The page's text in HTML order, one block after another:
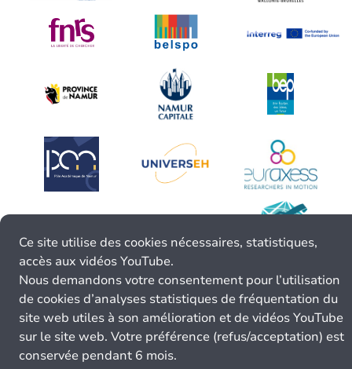
Ce site utilise des cookies nécessaires, statistiques,
accès aux vidéos YouTube.
Nous demandons votre consentement pour l’utilisation
de cookies d’analyses statistiques de fréquentation du
site web utiles à son amélioration et de vidéos YouTube
sur le site web. Votre préférence (refus/acceptation) est
conservée pendant 6 mois.